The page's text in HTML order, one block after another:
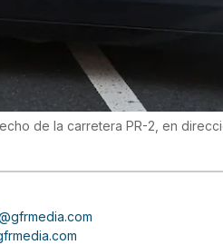
de la carretera PR-2, en